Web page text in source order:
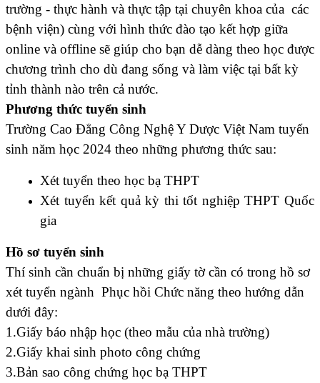
trường - thực hành và thực tập tại chuyên khoa của các
bệnh viện) cùng với hình thức đào tạo kết hợp giữa
online và offline sẽ giúp cho bạn dễ dàng theo học được
chương trình cho dù đang sống và làm việc tại bất kỳ
tỉnh thành nào trên cả nước.
Phương thức tuyển sinh
Trường Cao Đẳng Công Nghệ Y Dược Việt Nam tuyển
sinh năm học 2024 theo những phương thức sau:
Xét tuyển theo học bạ THPT
Xét tuyển kết quả kỳ thi tốt nghiệp THPT Quốc
gia
Hồ sơ tuyển sinh
Thí sinh cần chuẩn bị những giấy tờ cần có trong hồ sơ
xét tuyển ngành Phục hồi Chức năng theo hướng dẫn
dưới đây:
1.Giấy báo nhập học (theo mẫu của nhà trường)
2.Giấy khai sinh photo công chứng
3.Bản sao công chứng học bạ THPT